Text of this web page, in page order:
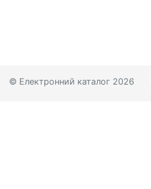
© Електронний каталог 2026